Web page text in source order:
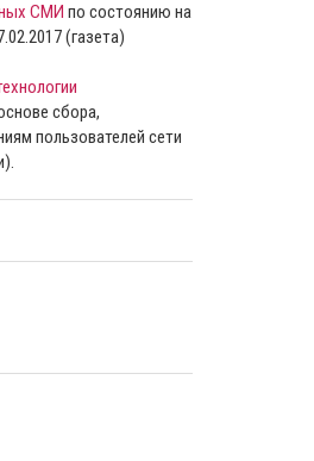
СМИ по состоянию на
(газета)
сбора,
пользователей сети